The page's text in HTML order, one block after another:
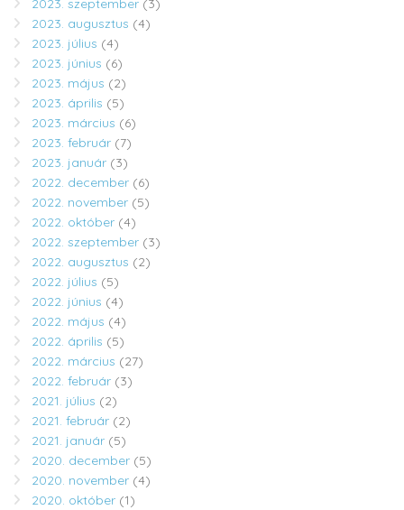
2023. szeptember (3)
2023. augusztus (4)
2023. július (4)
2023. június (6)
2023. május (2)
2023. április (5)
2023. március (6)
2023. február (7)
2023. január (3)
2022. december (6)
2022. november (5)
2022. október (4)
2022. szeptember (3)
2022. augusztus (2)
2022. július (5)
2022. június (4)
2022. május (4)
2022. április (5)
2022. március (27)
2022. február (3)
2021. július (2)
2021. február (2)
2021. január (5)
2020. december (5)
2020. november (4)
2020. október (1)